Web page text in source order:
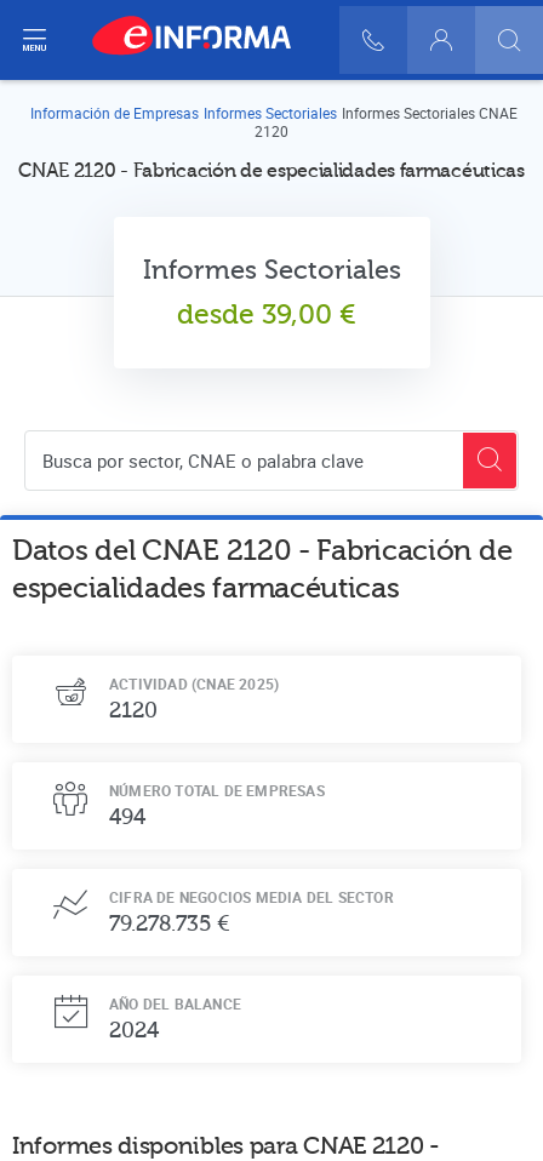
900 10 30 20
Login
Información de Empresas Informes Sectoriales Informes Sectoriales CNAE
2120
CNAE 2120 - Fabricación de especialidades farmacéuticas
Informes Sectoriales
desde 39,00 €
Datos del CNAE 2120 - Fabricación de
especialidades farmacéuticas
ACTIVIDAD (CNAE 2025)
2120
NÚMERO TOTAL DE EMPRESAS
494
CIFRA DE NEGOCIOS MEDIA DEL SECTOR
79.278.735 €
AÑO DEL BALANCE
2024
Informes disponibles para CNAE 2120 -